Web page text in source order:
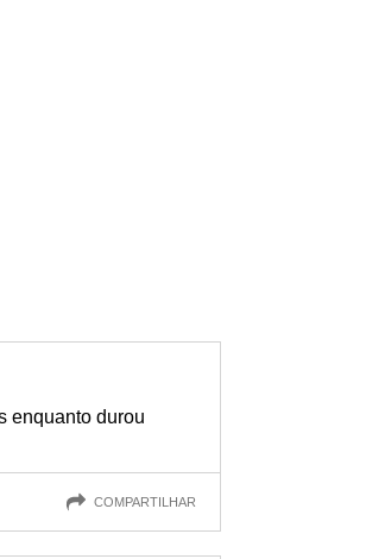
enquanto durou
COMPARTILHAR